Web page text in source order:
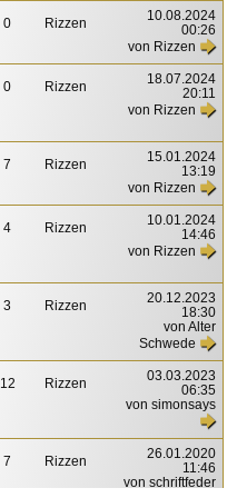
0 Rizzen
10.08.2024
00:26
von Rizzen
0 Rizzen
18.07.2024
20:11
von Rizzen
7 Rizzen
15.01.2024
13:19
von Rizzen
4 Rizzen
10.01.2024
14:46
von Rizzen
3 Rizzen
20.12.2023
18:30
von Alter
Schwede
12 Rizzen
03.03.2023
06:35
von simonsays
7 Rizzen
26.01.2020
11:46
von schriftfeder